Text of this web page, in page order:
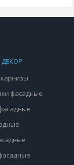
фасадные